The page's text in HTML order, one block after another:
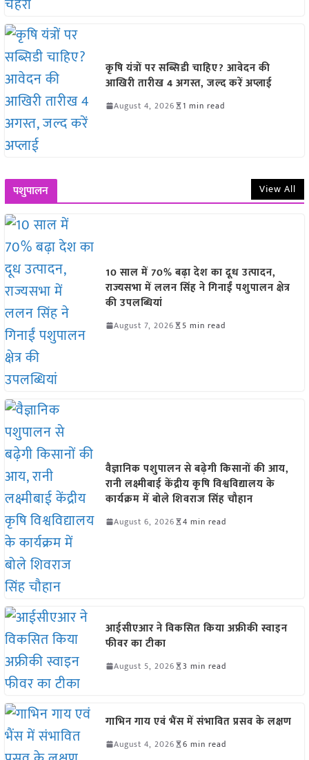
कृषि यंत्रों पर सब्सिडी चाहिए? आवेदन की
आखिरी तारीख 4 अगस्त, जल्द करें अप्लाई
August 4, 2026 1 min read
पशुपालन View All
10 साल में 70% बढ़ा देश का दूध उत्पादन,
राज्यसभा में ललन सिंह ने गिनाईं पशुपालन क्षेत्र
की उपलब्धियां
August 7, 2026 5 min read
वैज्ञानिक पशुपालन से बढ़ेगी किसानों की आय,
रानी लक्ष्मीबाई केंद्रीय कृषि विश्वविद्यालय के
कार्यक्रम में बोले शिवराज सिंह चौहान
August 6, 2026 4 min read
आईसीएआर ने विकसित किया अफ्रीकी स्वाइन
फीवर का टीका
August 5, 2026 3 min read
गाभिन गाय एवं भैंस में संभावित प्रसव के लक्षण
August 4, 2026 6 min read